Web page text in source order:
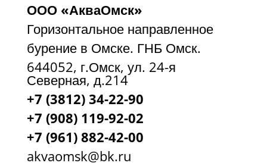
ООО «АкваОмск»
Горизонтальное направленное
бурение в Омске. ГНБ Омск.
644052, г.Омск, ул. 24-я
Северная, д.214
+7 (3812) 34-22-90
+7 (908) 119-92-02
+7 (961) 882-42-00
akvaomsk@bk.ru